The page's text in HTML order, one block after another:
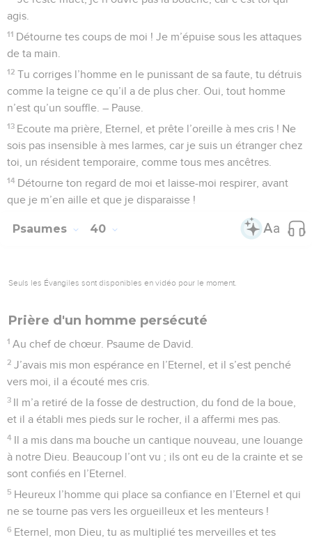
agis.
11 Détourne tes coups de moi ! Je m’épuise sous les attaques
de ta main.
12 Tu corriges l’homme en le punissant de sa faute, tu détruis
comme la teigne ce qu’il a de plus cher. Oui, tout homme
n’est qu’un souffle. – Pause.
13 Ecoute ma prière, Eternel, et prête l’oreille à mes cris ! Ne
sois pas insensible à mes larmes, car je suis un étranger chez
toi, un résident temporaire, comme tous mes ancêtres.
14 Détourne ton regard de moi et laisse-moi respirer, avant
que je m’en aille et que je disparaisse !
Psaumes 40
Seuls les Évangiles sont disponibles en vidéo pour le moment.
Prière d'un homme persécuté
1 Au chef de chœur. Psaume de David.
2 J’avais mis mon espérance en l’Eternel, et il s’est penché
vers moi, il a écouté mes cris.
3 Il m’a retiré de la fosse de destruction, du fond de la boue,
et il a établi mes pieds sur le rocher, il a affermi mes pas.
4 Il a mis dans ma bouche un cantique nouveau, une louange
à notre Dieu. Beaucoup l’ont vu ; ils ont eu de la crainte et se
sont confiés en l’Eternel.
5 Heureux l’homme qui place sa confiance en l’Eternel et qui
ne se tourne pas vers les orgueilleux et les menteurs !
6 Eternel, mon Dieu, tu as multiplié tes merveilles et tes